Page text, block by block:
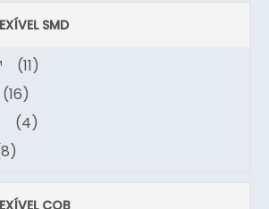
SMD
(11)
(16)
(4)
COB